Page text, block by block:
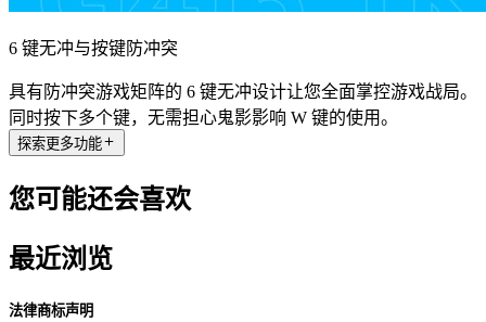
6 键无冲与按键防冲突
具有防冲突游戏矩阵的 6 键无冲设计让您全面掌控游戏战局。
同时按下多个键，无需担心鬼影影响 W 键的使用。
探索更多功能
您可能还会喜欢
最近浏览
法律商标声明